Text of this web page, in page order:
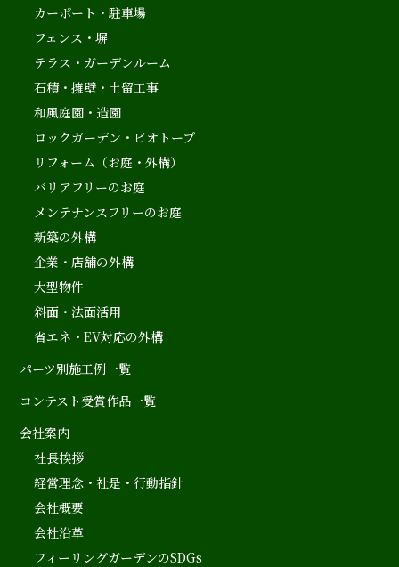
カーポート・駐車場
フェンス・塀
テラス・ガーデンルーム
石積・擁壁・土留工事
和風庭園・造園
ロックガーデン・ビオトープ
リフォーム（お庭・外構）
バリアフリーのお庭
メンテナンスフリーのお庭
新築の外構
企業・店舗の外構
大型物件
斜面・法面活用
省エネ・EV対応の外構
パーツ別施工例一覧
コンテスト受賞作品一覧
会社案内
社長挨拶
経営理念・社是・行動指針
会社概要
会社沿革
フィーリングガーデンのSDGs